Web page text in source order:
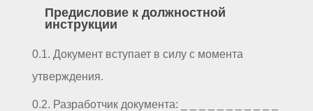
Предисловие к должностной
инструкции
0.1. Документ вступает в силу с момента
утверждения.
0.2. Разработчик документа: _ _ _ _ _ _ _ _ _ _ _